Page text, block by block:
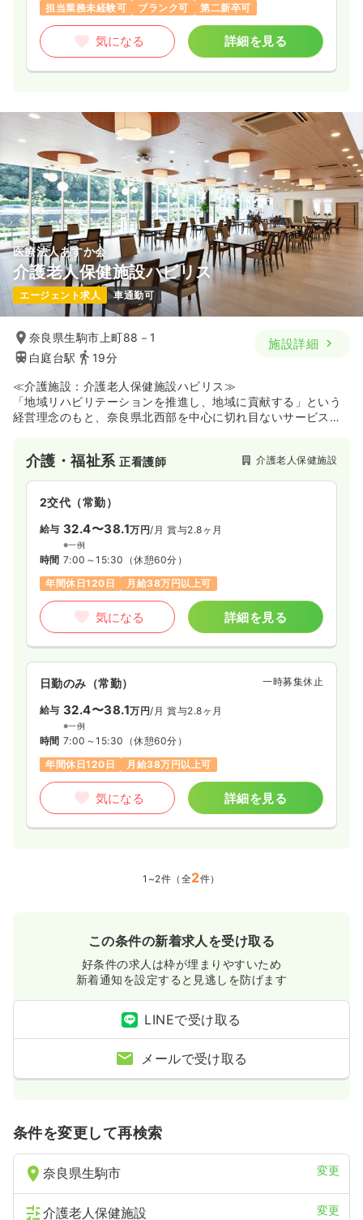
担当業務未経験可
ブランク可 第二新卒可
気になる 詳細を見る
医療法人あすか会
介護老人保健施設ハビリス
エージェント求人 車通勤可
奈良県生駒市上町88－1
白庭台駅
19分
施設詳細
≪介護施設：介護老人保健施設ハビリス≫
「地域リハビリテーションを推進し、地域に貢献する」という
経営理念のもと、奈良県北西部を中心に切れ目ないサービスを
地域の方々に開放されているほか、居室はユニット型の個室を
採用することで入所者様の生活環境（QOL）に配慮した設計と
なっています。
介護・福祉系正看護師 介護老人保健施設
2交代（常勤）
給与 32.4〜38.1万円/月 賞与2.8ヶ月
※一例
時間 7:00～15:30 （休憩60分）
年間休日120日
月給38万円以上可
気になる 詳細を見る
日勤のみ（常勤） 一時募集休止
給与 32.4〜38.1万円/月 賞与2.8ヶ月
※一例
時間 7:00～15:30 （休憩60分）
年間休日120日
月給38万円以上可
気になる 詳細を見る
1~2件（全2件）
この条件の新着求人を受け取る
好条件の求人は枠が埋まりやすいため
新着通知を設定すると見逃しを防げます
LINEで受け取る
メールで受け取る
条件を変更して再検索
奈良県生駒市 変更
介護老人保健施設 変更